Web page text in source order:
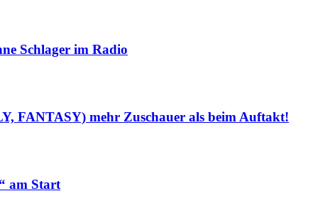
Schlager im Radio
FANTASY) mehr Zuschauer als beim Auftakt!
am Start